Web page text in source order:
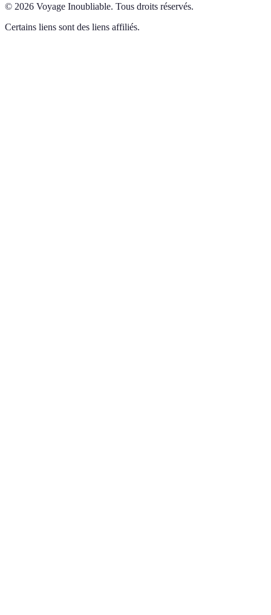
© 2026 Voyage Inoubliable. Tous droits réservés.
Certains liens sont des liens affiliés.